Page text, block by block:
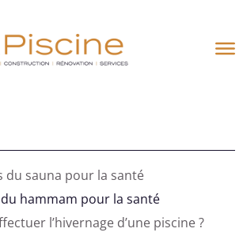
du sauna pour la santé
hammam pour la santé
l’hivernage d’une piscine ?